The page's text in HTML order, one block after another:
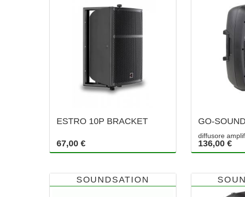
ESTRO 10P BRACKET
67,00 €
GO-
diffusore
136,00 €
SOUNDSATION